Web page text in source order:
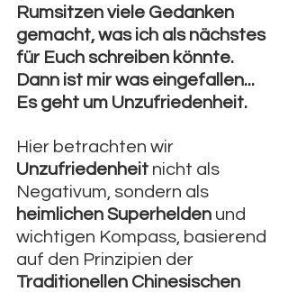
Rumsitzen viele Gedanken
gemacht, was ich als nächstes
für Euch schreiben könnte.
Dann ist mir was eingefallen...
Es geht um Unzufriedenheit.
Hier betrachten wir
Unzufriedenheit nicht als
Negativum, sondern als
heimlichen Superhelden und
wichtigen Kompass, basierend
auf den Prinzipien der
Traditionellen Chinesischen